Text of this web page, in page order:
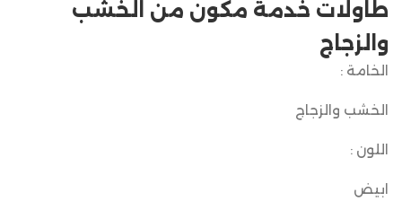
طاولات خدمة مكون من الخشب
والزجاج
الخامة :
الخشب والزجاج
اللون :
ابيض